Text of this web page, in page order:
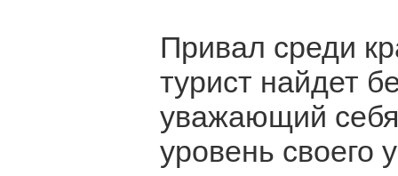
Привал среди
турист найдет
уважающий
уровень